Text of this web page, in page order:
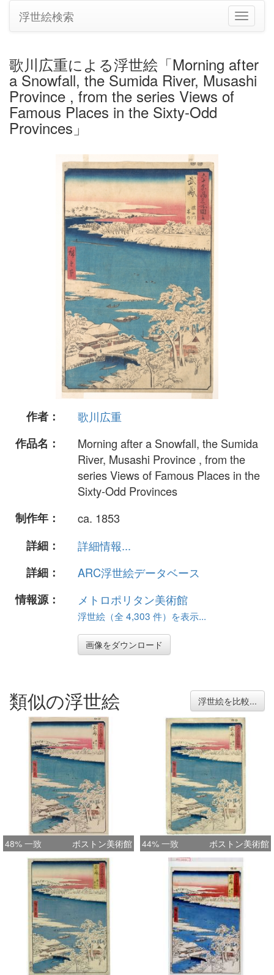
ナ
ビ
シ
ョ
浮世絵検索
歌川広重による浮世絵「Morning after
a Snowfall, the Sumida River, Musashi
Province , from the series Views of
Famous Places in the Sixty-Odd
Provinces」
作者：
歌川広重
作品名：
Morning after a Snowfall, the Sumida
River, Musashi Province , from the
series Views of Famous Places in the
Sixty-Odd Provinces
制作年：
ca. 1853
詳細：
詳細情報...
詳細：
ARC浮世絵データベース
情報源：
メトロポリタン美術館
浮世絵（全 4,303 件）を表示...
画像をダウンロード
類似の浮世絵 浮世絵を比較...
48% 一致 ボストン美術館 44% 一致 ボストン美術館